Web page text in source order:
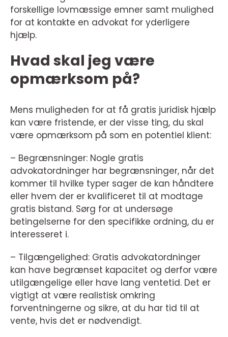
forskellige lovmæssige emner samt mulighed
for at kontakte en advokat for yderligere
hjælp.
Hvad skal jeg være
opmærksom på?
Mens muligheden for at få gratis juridisk hjælp
kan være fristende, er der visse ting, du skal
være opmærksom på som en potentiel klient:
– Begrænsninger: Nogle gratis
advokatordninger har begrænsninger, når det
kommer til hvilke typer sager de kan håndtere
eller hvem der er kvalificeret til at modtage
gratis bistand. Sørg for at undersøge
betingelserne for den specifikke ordning, du er
interesseret i.
– Tilgængelighed: Gratis advokatordninger
kan have begrænset kapacitet og derfor være
utilgængelige eller have lang ventetid. Det er
vigtigt at være realistisk omkring
forventningerne og sikre, at du har tid til at
vente, hvis det er nødvendigt.